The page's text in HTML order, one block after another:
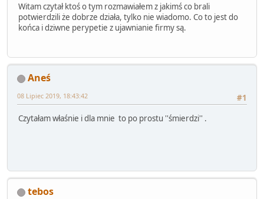
Witam czytał ktoś o tym rozmawiałem z jakimś co brali
potwierdzili że dobrze działa, tylko nie wiadomo. Co to jest do
końca i dziwne perypetie z ujawnianie firmy są.
Aneś
#1
08 Lipiec 2019, 18:43:42
Czytałam właśnie i dla mnie to po prostu ''śmierdzi'' .
tebos